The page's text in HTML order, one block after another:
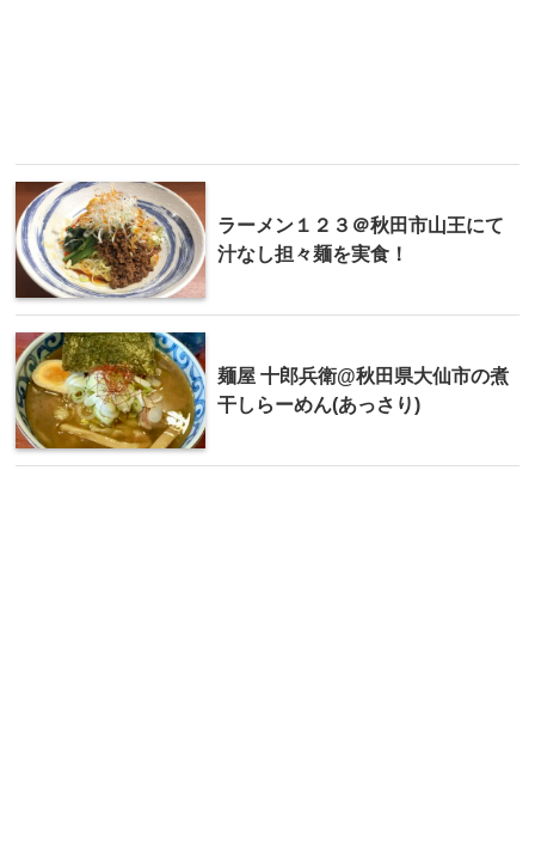
ラーメン１２３＠秋田市山王にて
汁なし担々麺を実食！
麺屋 十郎兵衛@秋田県大仙市の煮
干しらーめん(あっさり)